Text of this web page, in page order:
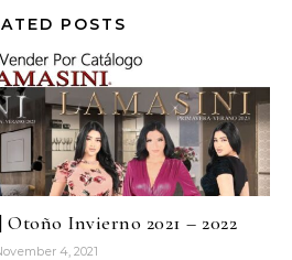
POSTS
Invierno 2021 – 2022
4, 2021